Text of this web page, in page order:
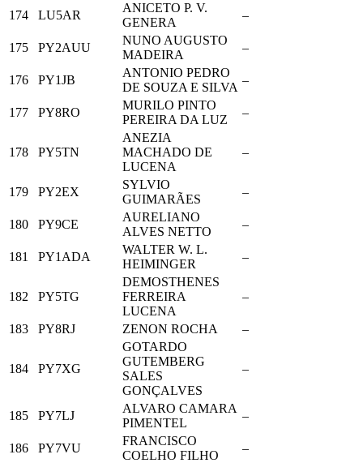
174
LU5AR
ANICETO P. V.
GENERA
–
175 PY2AUU
NUNO AUGUSTO
MADEIRA
–
176 PY1JB
ANTONIO PEDRO
DE SOUZA E SILVA
–
177 PY8RO
MURILO PINTO
PEREIRA DA LUZ
–
178 PY5TN
ANEZIA
MACHADO DE
LUCENA
–
179 PY2EX
SYLVIO
GUIMARÃES
–
180 PY9CE
AURELIANO
ALVES NETTO
–
181 PY1ADA
WALTER W. L.
HEIMINGER
–
182 PY5TG
DEMOSTHENES
FERREIRA
LUCENA
–
183 PY8RJ ZENON ROCHA –
184 PY7XG
GOTARDO
GUTEMBERG
SALES
GONÇALVES
–
185 PY7LJ
ALVARO CAMARA
PIMENTEL
–
186 PY7VU
FRANCISCO
COELHO FILHO
–